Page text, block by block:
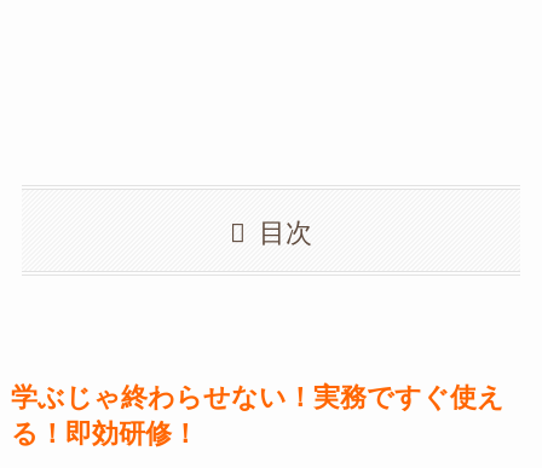
目次
学ぶじゃ終わらせない！実務ですぐ使え
る！即効研修！